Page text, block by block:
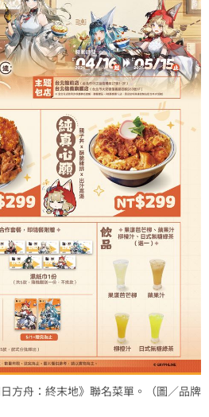
方舟：終末地》聯名菜單。（圖／品牌